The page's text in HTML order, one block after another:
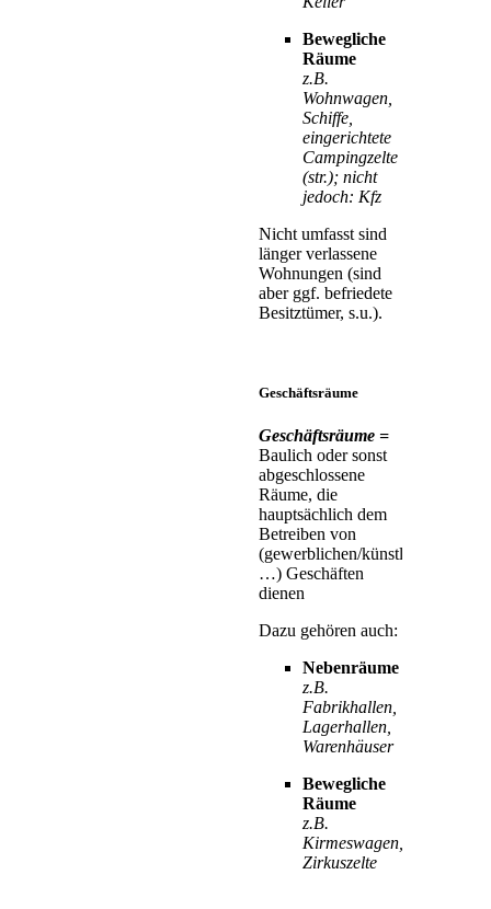
Bewegliche
Räume
z.B.
Wohnwagen,
Schiffe,
eingerichtete
Campingzelte
(str.); nicht
jedoch: Kfz
Nicht umfasst sind
länger verlassene
Wohnungen (sind
aber ggf. befriedete
Besitztümer, s.u.).
Geschäftsräume
Geschäftsräume =
Baulich oder sonst
abgeschlossene
Räume, die
hauptsächlich dem
Betreiben von
(gewerblichen/künstlerischen/
…) Geschäften
dienen
Dazu gehören auch:
Nebenräume
z.B.
Fabrikhallen,
Lagerhallen,
Warenhäuser
Bewegliche
Räume
z.B.
Kirmeswagen,
Zirkuszelte